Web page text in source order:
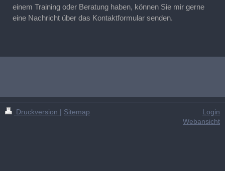
einem Training oder Beratung haben, können Sie mir gerne
eine Nachricht über das Kontaktformular senden.
Druckversion | Sitemap
Login
Webansicht